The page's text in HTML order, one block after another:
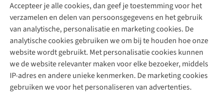
Accepteer je alle cookies, dan geef je toestemming voor het
verzamelen en delen van persoonsgegevens en het gebruik
van analytische, personalisatie en marketing cookies. De
analytische cookies gebruiken we om bij te houden hoe onze
website wordt gebruikt. Met personalisatie cookies kunnen
we de website relevanter maken voor elke bezoeker, middels
IP-adres en andere unieke kenmerken. De marketing cookies
gebruiken we voor het personaliseren van advertenties.
+31 (0)85 888 50 88
+31 6 12 28 49 80
Contactformulier